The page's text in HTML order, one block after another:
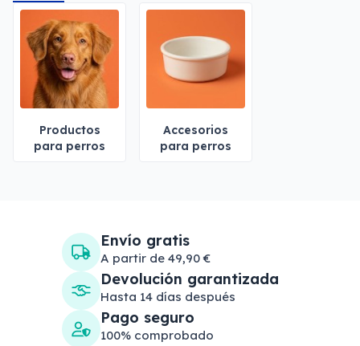
Productos
para perros
Accesorios
para perros
Envío gratis
A partir de 49,90 €
Devolución garantizada
Hasta 14 días después
Pago seguro
100% comprobado